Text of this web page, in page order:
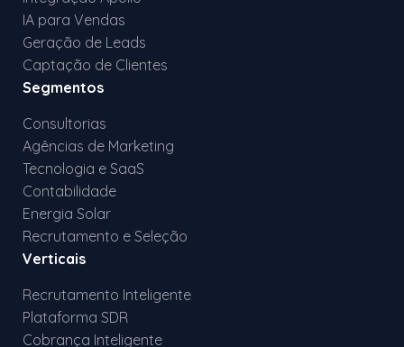
IA para Vendas
Geração de Leads
Captação de Clientes
Segmentos
Consultorias
Agências de Marketing
Tecnologia e SaaS
Contabilidade
Energia Solar
Recrutamento e Seleção
Verticais
Recrutamento Inteligente
Plataforma SDR
Cobrança Inteligente